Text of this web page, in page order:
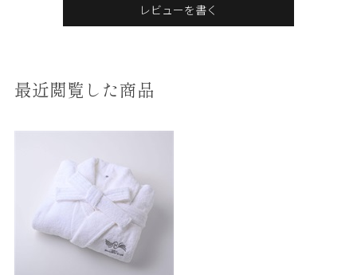
レビューを書く
最近閲覧した商品